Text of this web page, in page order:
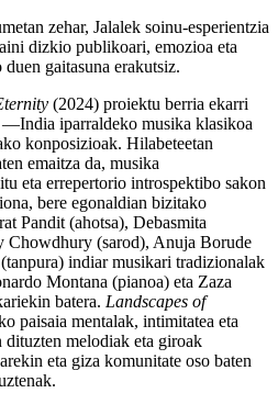
zehar, Jalalek soinu-esperientzia
dizkio publikoari, emozioa eta
gaitasuna erakutsiz.
(2024) proiektu berria ekarri
iparraldeko musika klasikoa
konposizioak. Hilabeteetan
emaitza da, musika
eta errepertorio introspektibo sakon
bere egonaldian bizitako
Pandit (ahotsa), Debasmita
Chowdhury (sarod), Anuja Borude
indiar musikari tradizionalak
Montana (pianoa) eta Zaza
batera. Landscapes of
paisaia mentalak, intimitatea eta
dituzten melodiak eta giroak
eta giza komunitate oso baten